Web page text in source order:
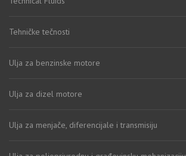
Tehničke tečnosti
Ulja za benzinske motore
Ulja za dizel motore
Ulja za menjače, diferencijale i transmisiju